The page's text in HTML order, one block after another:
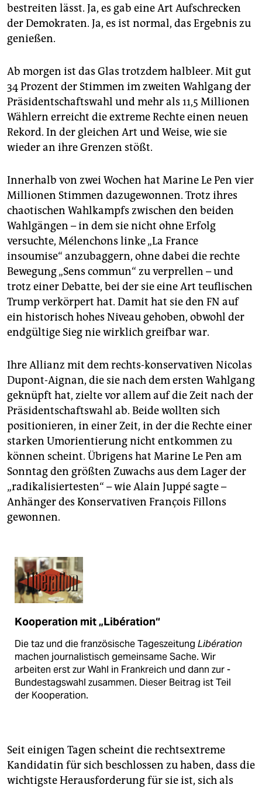
bestreiten lässt. Ja, es gab eine Art Aufschrecken
der Demokraten. Ja, es ist normal, das Ergebnis zu
genießen.
Ab morgen ist das Glas trotzdem halbleer. Mit gut
34 Prozent der Stimmen im zweiten Wahlgang der
Präsidentschaftswahl und mehr als 11,5 Millionen
Wählern erreicht die extreme Rechte einen neuen
Rekord. In der gleichen Art und Weise, wie sie
wieder an ihre Grenzen stößt.
Innerhalb von zwei Wochen hat Marine Le Pen vier
Millionen Stimmen dazugewonnen. Trotz ihres
chaotischen Wahlkampfs zwischen den beiden
Wahlgängen – in dem sie nicht ohne Erfolg
versuchte, Mélenchons linke „La France
insoumise“ anzubaggern, ohne dabei die rechte
Bewegung „Sens commun“ zu verprellen – und
trotz einer Debatte, bei der sie eine Art teuflischen
Trump verkörpert hat. Damit hat sie den FN auf
ein historisch hohes Niveau gehoben, obwohl der
endgültige Sieg nie wirklich greifbar war.
Ihre Allianz mit dem rechts-konservativen Nicolas
Dupont-Aignan, die sie nach dem ersten Wahlgang
geknüpft hat, zielte vor allem auf die Zeit nach der
Präsidentschaftswahl ab. Beide wollten sich
positionieren, in einer Zeit, in der die Rechte einer
starken Umorientierung nicht entkommen zu
können scheint. Übrigens hat Marine Le Pen am
Sonntag den größten Zuwachs aus dem Lager der
„radikalisiertesten“ – wie Alain Juppé sagte –
Anhänger des Konservativen François Fillons
gewonnen.
Kooperation mit „Libération“
Die taz und die französische Tageszeitung Libération
machen journalistisch gemeinsame Sache. Wir
arbeiten erst zur Wahl in Frankreich und dann zur ­
Bundestagswahl zusammen. Dieser Beitrag ist Teil
der Kooperation.
Seit einigen Tagen scheint die rechtsextreme
Kandidatin für sich beschlossen zu haben, dass die
wichtigste Herausforderung für sie ist, sich als